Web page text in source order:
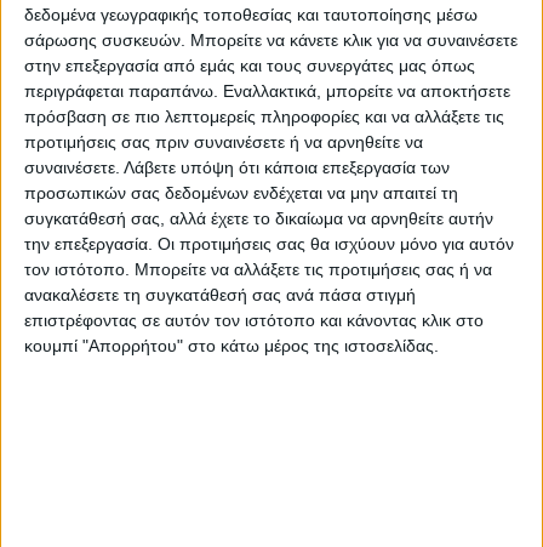
δεδομένα γεωγραφικής τοποθεσίας και ταυτοποίησης μέσω
σάρωσης συσκευών. Μπορείτε να κάνετε κλικ για να συναινέσετε
στην επεξεργασία από εμάς και τους συνεργάτες μας όπως
περιγράφεται παραπάνω. Εναλλακτικά, μπορείτε να αποκτήσετε
πρόσβαση σε πιο λεπτομερείς πληροφορίες και να αλλάξετε τις
προτιμήσεις σας πριν συναινέσετε ή να αρνηθείτε να
συναινέσετε. Λάβετε υπόψη ότι κάποια επεξεργασία των
προσωπικών σας δεδομένων ενδέχεται να μην απαιτεί τη
συγκατάθεσή σας, αλλά έχετε το δικαίωμα να αρνηθείτε αυτήν
την επεξεργασία. Οι προτιμήσεις σας θα ισχύουν μόνο για αυτόν
τον ιστότοπο. Μπορείτε να αλλάξετε τις προτιμήσεις σας ή να
ανακαλέσετε τη συγκατάθεσή σας ανά πάσα στιγμή
επιστρέφοντας σε αυτόν τον ιστότοπο και κάνοντας κλικ στο
κουμπί "Απορρήτου" στο κάτω μέρος της ιστοσελίδας.
ΠΑΡΟΜΟΙΑ ΑΡΘΡΑ